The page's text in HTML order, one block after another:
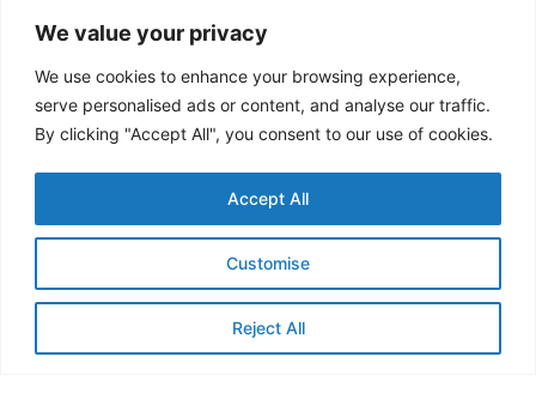
We value your privacy
We use cookies to enhance your browsing experience,
serve personalised ads or content, and analyse our traffic.
By clicking "Accept All", you consent to our use of cookies.
Customise
Reject All
Accept All
Republic
CE QUE NOUS
FAISONS
Contrôle de la
sédimentation et
de l'envasement
Publications et
rapports
NOUS
52 40 29
info@cblt.org
OPPORTUNITÉS
Vacance
Approvisionnement
MORE
LINKSPLUS DE
LIENS
Forum des
gouverneurs
Forum de
vous àvous à
Enter